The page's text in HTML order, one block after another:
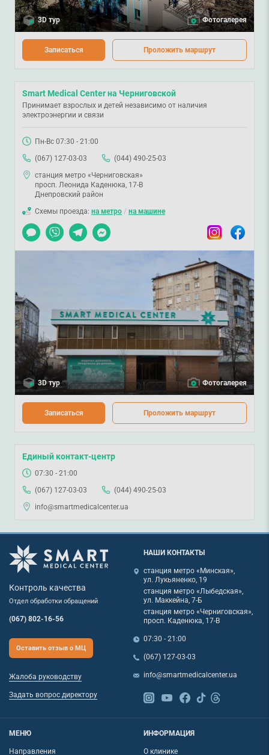
3D тур Фотогалерея
Записаться Проложить маршрут
Smart Medical Center на Черниговской
Принимает взрослых и детей независимо от наличия
электроэнергии и связи
Пн-Вс 07:30 - 21:00
(067) 127-03-03
(044) 490-25-03
станция метро «Черниговская»
просп. Леонида Каденюка, 17-В
Днепровский район
Схемы проезда: на метро / на машине
Чат
Viber TelegramMessenger InstagramFacebook
3D тур Фотогалерея
Записаться Проложить маршрут
Единый контакт-центр
07:30 - 21:00
(067) 127-03-03
(044) 490-25-03
info@smartmedicalcenter.ua
Контроль качества
Отдел обработки обращений
(067) 802-16-56
Оставить отзыв о МЦ
Жалоба руководству
Задать вопрос директору
НАШИ КОНТАКТЫ
станция метро «Минская»,
ул. Лукьяненко, 19
станция метро «Лыбедская»,
ул. Маккейна, 7-Б
станция метро «Черниговская»,
просп. Каденюка, 17-В
07:30 - 21:00
(067) 127-03-03
info@smartmedicalcenter.ua
МЕНЮ
Направления
ИНФОРМАЦИЯ
О клинике